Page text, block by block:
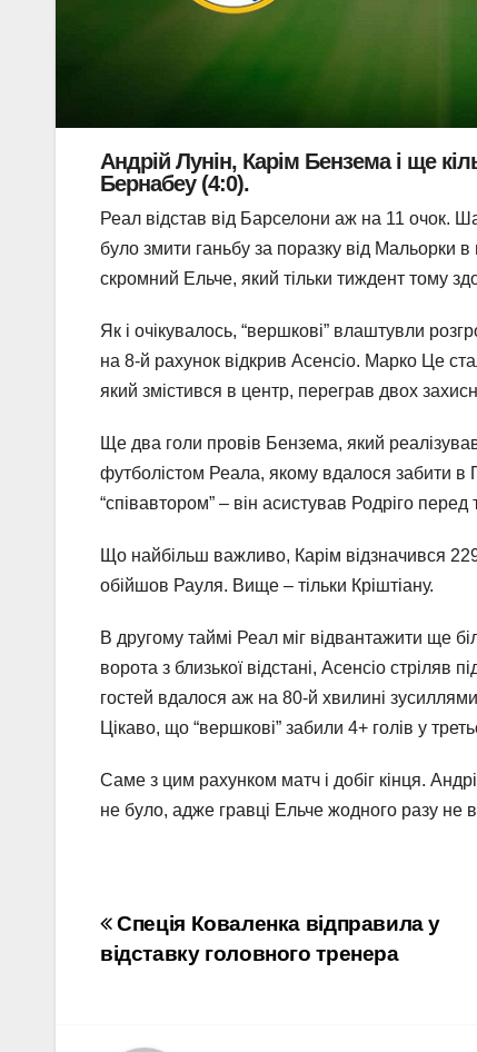
Андрій Лунін, Карім Бензема і ще
Бернабеу (4:0).
Реал відстав від Барселони аж на 11 очок.
було змити ганьбу за поразку від Мальорки
скромний Ельче, який тільки тиждент тому
Як і очікувалось, “вершкові” влаштувли
на 8-й рахунок відкрив Асенсіо. Марко Це
який змістився в центр, переграв двох
Ще два голи провів Бензема, який
футболістом Реала, якому вдалося забити в
“співавтором” – він асистував Родріго
Що найбільш важливо, Карім відзначився
обійшов Рауля. Вище – тільки Кріштіану.
В другому таймі Реал міг відвантажити ще
ворота з близької відстані, Асенсіо
гостей вдалося аж на 80-й хвилині
Цікаво, що “вершкові” забили 4+ голів у
Саме з цим рахунком матч і добіг кінця.
не було, адже гравці Ельче жодного разу не
Навігація
записів
Спеція Коваленка відправила у
відставку головного тренера